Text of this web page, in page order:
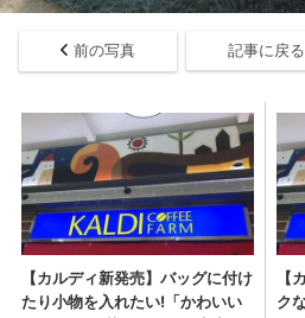
前の写真 記事に戻る